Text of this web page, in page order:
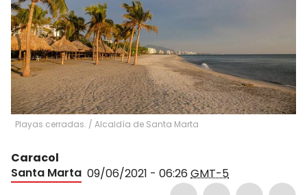
Playas cerradas. / Alcaldía de Santa Marta
Caracol
Santa Marta 09/06/2021 - 06:26 GMT-5